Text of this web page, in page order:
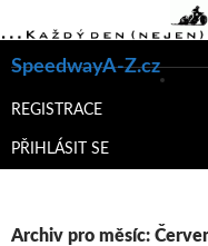
SpeedwayA-Z.cz
K
WEBU
REGISTRACE
PŘIHLÁSIT SE
Archiv pro měsíc: